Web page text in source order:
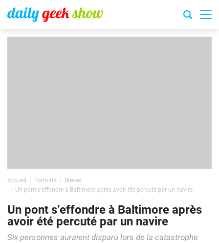
Accueil Formats
Brèves
Un pont s’effondre à Baltimore après avoir été percuté par un navire
Un pont s’effondre à Baltimore après
avoir été percuté par un navire
Six personnes auraient disparu lors de la catastrophe